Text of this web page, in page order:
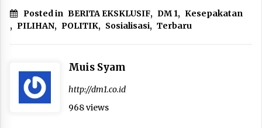
Posted in BERITA EKSKLUSIF, DM 1, Kesepakatan
, PILIHAN, POLITIK, Sosialisasi, Terbaru
Muis Syam
http://dm1.co.id
968 views